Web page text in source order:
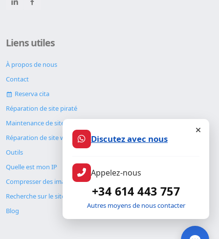
Liens utiles
À propos de nous
Contact
Reserva cita
Réparation de site piraté
Maintenance de site web
Réparation de site web
Outils
Quelle est mon IP
Compresser des images
Recherche sur le site
Blog
Discutez avec nous
Appelez-nous
+34 614 443 757
Autres moyens de nous contacter